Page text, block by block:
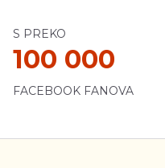
S PREKO
100 000
FACEBOOK FANOVA